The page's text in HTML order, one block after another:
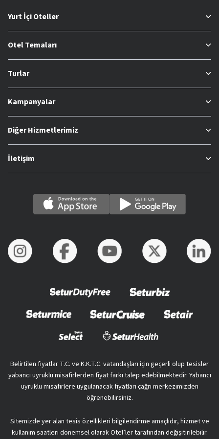
Yurt İçi Oteller
Otel Temaları
Turlar
Kampanyalar
Diğer Hizmetlerimiz
İletişim
Belirtilen fiyatlar T.C. ve K.K.T.C. vatandaşları için geçerli olup tesisler
yabancı uyruklu misafirlerden fiyat farkı talep edebilmektedir. Yabancı
uyruklu misafirlere uygulanacak fiyatları çağrı merkezimizden
öğrenebilirsiniz.
Sitemizde yer alan tesis özellikleri bilgilendirme amaçlıdır, hizmet ve
kullanım saatleri dönemsel olarak Otel’ler tarafından değişitirilebilir.